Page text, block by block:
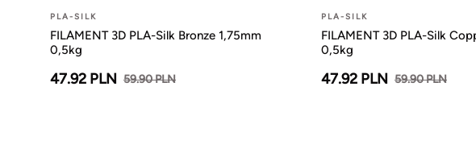
PLA-SILK
FILAMENT 3D PLA-Silk Bronze 1,75mm
0,5kg
47.92 PLN 59.90 PLN
PLA-SILK
FILAMENT 3D PLA-Silk
0,5kg
47.92 PLN 59.90 PLN